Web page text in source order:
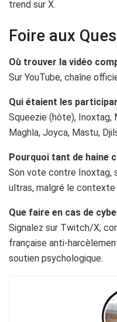
trend sur X.
Foire aux
Où trouver la vidéo
Sur YouTube, chaîne
Qui étaient les
Squeezie (hôte), Inoxtag,
Maghla, Joyca, Mastu,
Pourquoi tant de haine
Son vote contre Inoxtag,
ultras, malgré le contexte
Que faire en cas de
Signalez sur Twitch/X,
française anti-
soutien psychologique.